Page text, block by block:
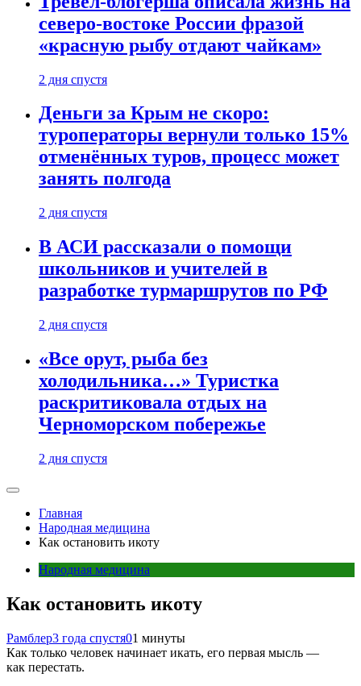
северо-востоке России фразой
«красную рыбу отдают чайкам»
2 дня спустя
Деньги за Крым не скоро:
туроператоры вернули только 15%
отменённых туров, процесс может
занять полгода
2 дня спустя
В АСИ рассказали о помощи
школьников и учителей в
разработке турмаршрутов по РФ
2 дня спустя
«Все орут, рыба без
холодильника…» Туристка
раскритиковала отдых на
Черноморском побережье
2 дня спустя
Главная
Народная медицина
Как остановить икоту
Народная медицина
Как остановить икоту
Рамблер3 года спустя01 минуты
Как только человек начинает икать, его первая мысль —
как перестать.